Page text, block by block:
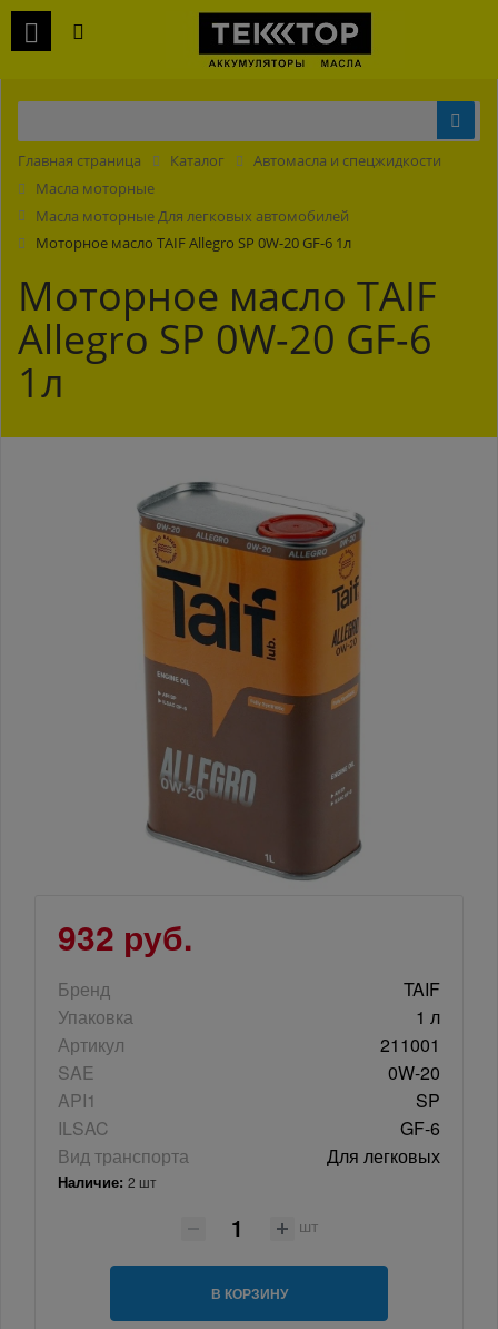
Главная страница Каталог
Автомасла и спецжидкости
Масла моторные
Масла моторные Для легковых автомобилей
Моторное масло TAIF Allegro SP 0W-20 GF-6 1л
Моторное масло TAIF
Allegro SP 0W-20 GF-6
1л
932 руб.
Бренд
TAIF
Упаковка
1 л
Артикул
211001
SAE
0W-20
API1
SP
ILSAC
GF-6
Вид транспорта
Для легковых
Наличие: 2 шт
шт
В КОРЗИНУ